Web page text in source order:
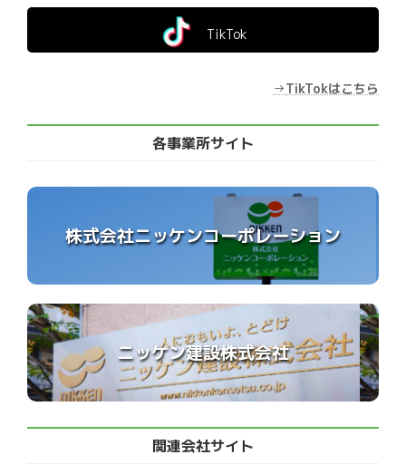
TikTok
→TikTokはこちら
各事業所サイト
株式会社ニッケンコーポレーション
ニッケン建設株式会社
関連会社サイト